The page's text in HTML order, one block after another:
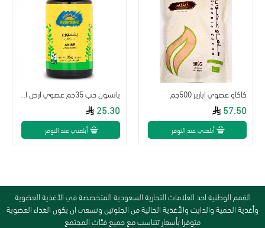
كاكاو عضوي ابازير 500جم
57.50
أبلغني عند التوفر
25.30
أبلغني عند التوفر
القمم الوطنية احد العلامات التجارية السعودية المتخصصة في الأغذية العضوية
وأغذية الحمية والدايت والأغذية الخالية من الجلوتين ونسعى ان يكون الغذاء العضوية
متوفرا بأسعار تتناسب مع جميع فئات المجتمع